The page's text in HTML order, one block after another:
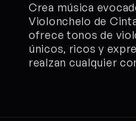
Crea música
Violonchelo de
ofrece tonos de
únicos, ricos y
realzan cualquier